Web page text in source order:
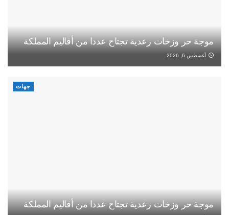
موجة حر وزخات رعدية تجتاح عددا من أقاليم المملكة
أغسطس 6, 2026
جهات
موجة حر وزخات رعدية تجتاح عددا من أقاليم المملكة